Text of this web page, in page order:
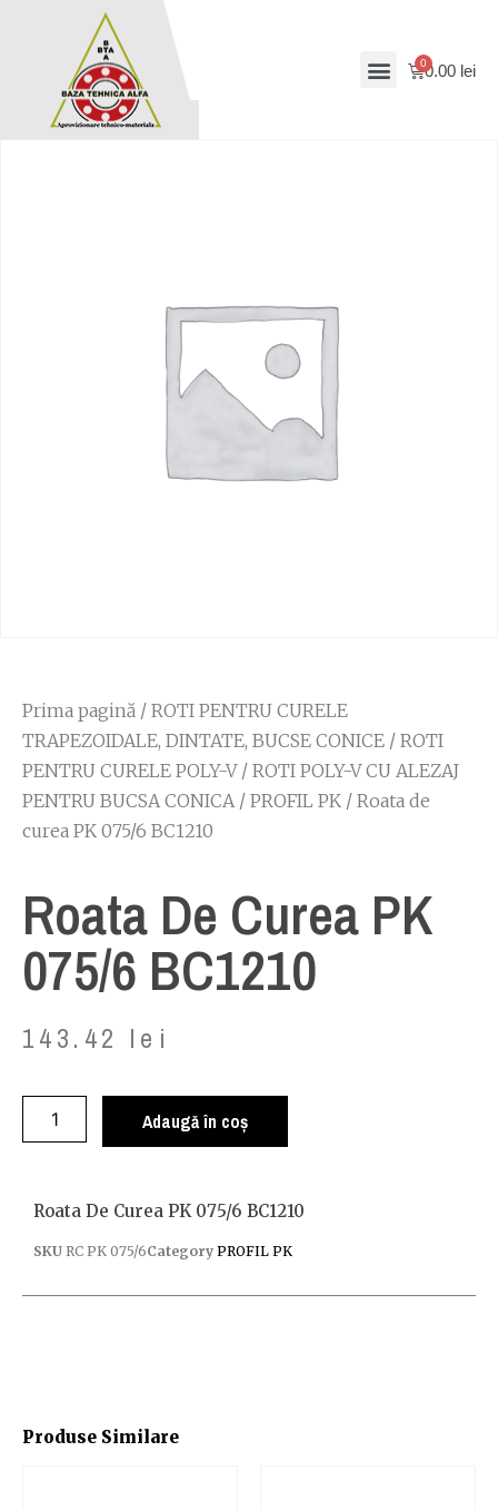
0.00 lei
Prima pagină / ROTI PENTRU CURELE
TRAPEZOIDALE, DINTATE, BUCSE CONICE / ROTI
PENTRU CURELE POLY-V/ ROTI POLY-V CU ALEZAJ
PENTRU BUCSA CONICA/ PROFIL PK / Roata de
curea PK 075/6 BC1210
Roata De Curea PK
075/6 BC1210
143.42 lei
Adaugă în coș
Produse Similare
Roata De Curea PK 075/6 BC1210
SKU RC PK 075/6Category PROFIL PK